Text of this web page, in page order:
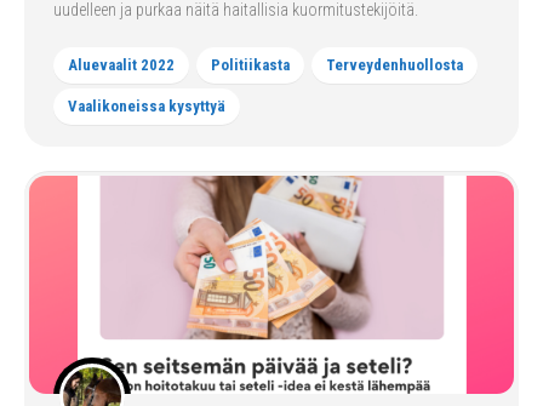
uudelleen ja purkaa näitä haitallisia kuormitustekijöitä.
Aluevaalit 2022 Politiikasta Terveydenhuollosta
Vaalikoneissa kysyttyä